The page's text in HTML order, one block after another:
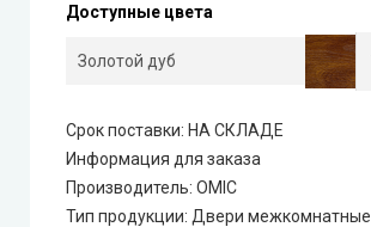
MSDoors (МСДорс)
GRAND (Гранд)
LUXDOORS (ЛюксДорс)
Доступные цвета
Срок поставки: НА СКЛАДЕ
Информация для заказа
Производитель: ОМІС
Тип продукции: Двери межкомнатные